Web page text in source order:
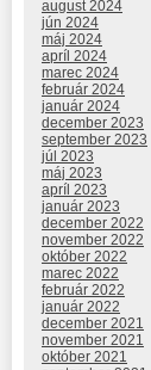
august 2024
jún 2024
máj 2024
apríl 2024
marec 2024
február 2024
január 2024
december 2023
september 2023
júl 2023
máj 2023
apríl 2023
január 2023
december 2022
november 2022
október 2022
marec 2022
február 2022
január 2022
december 2021
november 2021
október 2021